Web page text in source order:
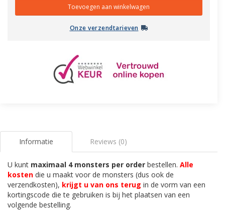
Onze verzendtarieven
Informatie Reviews (0)
U kunt maximaal 4 monsters per order bestellen. Alle
kosten die u maakt voor de monsters (dus ook de
verzendkosten), krijgt u van ons terug in de vorm van een
kortingscode die te gebruiken is bij het plaatsen van een
volgende bestelling.